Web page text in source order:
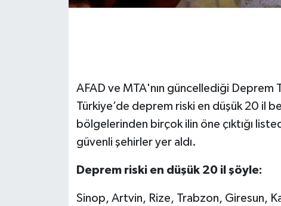
AFAD ve MTA'nın güncellediği Deprem
Türkiye’de deprem riski en düşük 20 il
bölgelerinden birçok ilin öne çıktığı
güvenli şehirler yer aldı.
Deprem riski en düşük 20 il şöyle:
Sinop, Artvin, Rize, Trabzon, Giresun,